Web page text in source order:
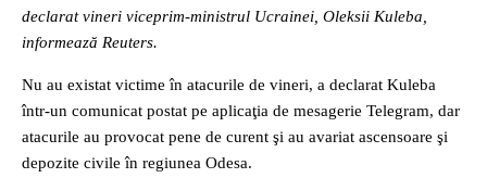
declarat vineri viceprim-ministrul Ucrainei, Oleksii Kuleba,
informează Reuters.
Nu au existat victime în atacurile de vineri, a declarat Kuleba
într-un comunicat postat pe aplicaţia de mesagerie Telegram, dar
atacurile au provocat pene de curent şi au avariat ascensoare şi
depozite civile în regiunea Odesa.